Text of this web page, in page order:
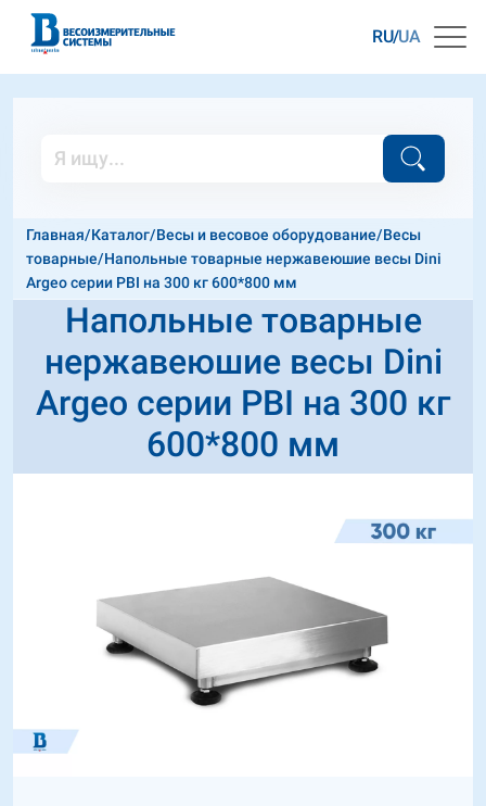
RU UA
Главная/Каталог/Весы и весовое оборудование/Весы
товарные/Напольные товарные нержавеюшие весы Dini
Argeo серии PBI на 300 кг 600*800 мм
Напольные товарные
нержавеюшие весы Dini
Argeo серии PBI на 300 кг
600*800 мм